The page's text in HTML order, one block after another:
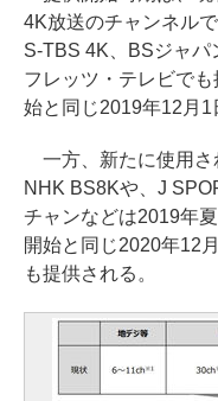
4K放送のチャンネル
S-TBS 4K、BSジャパ
フレッツ・テレビで
始と同じ2019年12月1
一方、新たに使用さ
NHK BS8Kや、J
チャンなどは2019年
開始と同じ2020年12
も提供される。